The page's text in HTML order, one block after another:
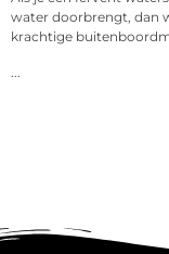
water doorbrengt, dan
krachtige